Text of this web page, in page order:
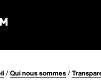
/Qui nous sommes/